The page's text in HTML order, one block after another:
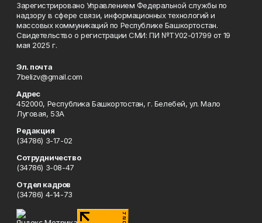
Зарегистрировано Управлением Федеральной службы по
надзору в сфере связи, информационных технологий и
массовых коммуникаций по Республике Башкортостан.
Свидетельство о регистрации СМИ: ПИ №ТУ02-01799 от 19
мая 2025 г.
Эл. почта
7belizv@gmail.com
Адрес
452000, Республика Башкортостан, г. Белебей, ул. Мало
Луговая, 53А
Редакция
(34786) 3-17-02
Сотрудничество
(34786) 3-08-47
Отдел кадров
(34786) 4-14-73